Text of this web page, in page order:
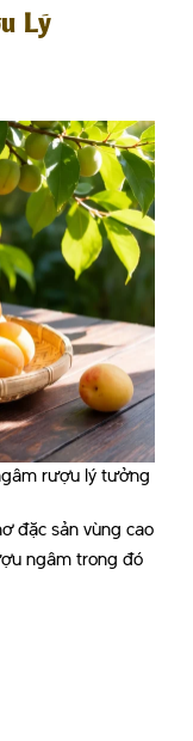
Lý
rượu lý tưởng
đặc sản vùng cao
ngâm trong đó